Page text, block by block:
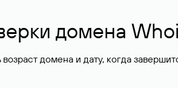
домена
домена и дату, когда